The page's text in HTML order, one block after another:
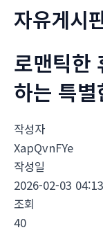
자유게시
로맨틱한
하는 특
작성자
XapQvnFYe
작성일
2026-02-03 04:13
조회
40